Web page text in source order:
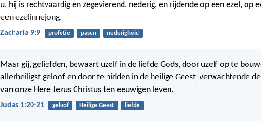
u, hij is rechtvaardig en zegevierend, nederig, en rijdende op een ezel, op
een ezelinnejong.
Zacharia 9:9 profetie pasen nederigheid
Maar gij, geliefden, bewaart uzelf in de liefde Gods, door uzelf op te
allerheiligst geloof en door te bidden in de heilige Geest, verwachtende
van onze Here Jezus Christus ten eeuwigen leven.
Judas 1:20-21 geloof Heilige Geest liefde